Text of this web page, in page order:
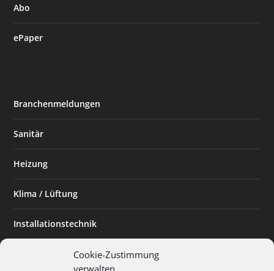
Cookie-Zustimmung
Abo
ePaper
Branchenmeldungen
Sanitär
Heizung
Klima / Lüftung
Installationstechnik
Planen & Bauen